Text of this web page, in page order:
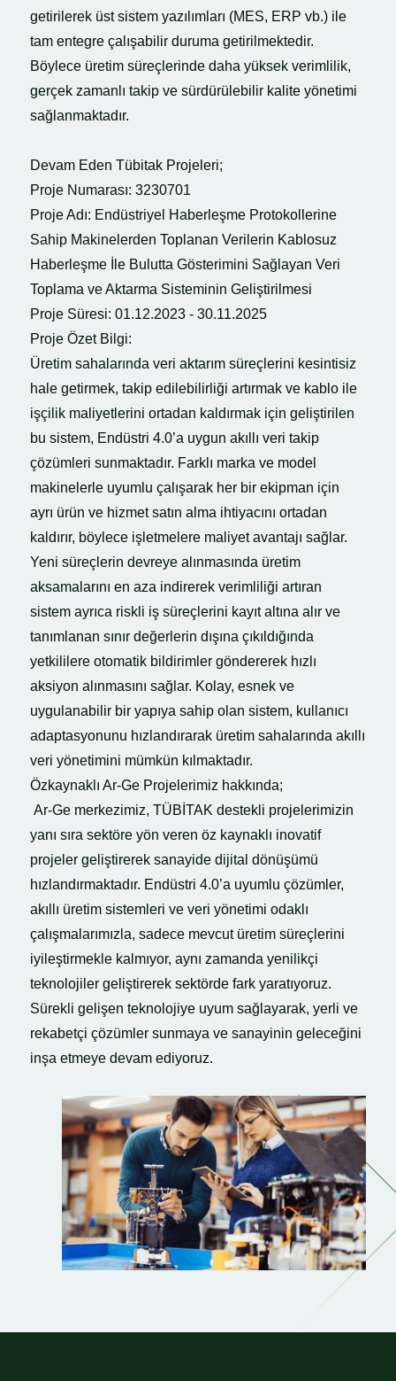
getirilerek üst sistem yazılımları (MES, ERP vb.) ile
tam entegre çalışabilir duruma getirilmektedir.
Böylece üretim süreçlerinde daha yüksek verimlilik,
gerçek zamanlı takip ve sürdürülebilir kalite yönetimi
sağlanmaktadır.
Devam Eden Tübitak Projeleri;
Proje Numarası: 3230701
Proje Adı: Endüstriyel Haberleşme Protokollerine
Sahip Makinelerden Toplanan Verilerin Kablosuz
Haberleşme İle Bulutta Gösterimini Sağlayan Veri
Toplama ve Aktarma Sisteminin Geliştirilmesi
Proje Süresi: 01.12.2023 - 30.11.2025
Proje Özet Bilgi:
Üretim sahalarında veri aktarım süreçlerini kesintisiz
hale getirmek, takip edilebilirliği artırmak ve kablo ile
işçilik maliyetlerini ortadan kaldırmak için geliştirilen
bu sistem, Endüstri 4.0’a uygun akıllı veri takip
çözümleri sunmaktadır. Farklı marka ve model
makinelerle uyumlu çalışarak her bir ekipman için
ayrı ürün ve hizmet satın alma ihtiyacını ortadan
kaldırır, böylece işletmelere maliyet avantajı sağlar.
Yeni süreçlerin devreye alınmasında üretim
aksamalarını en aza indirerek verimliliği artıran
sistem ayrıca riskli iş süreçlerini kayıt altına alır ve
tanımlanan sınır değerlerin dışına çıkıldığında
yetkililere otomatik bildirimler göndererek hızlı
aksiyon alınmasını sağlar. Kolay, esnek ve
uygulanabilir bir yapıya sahip olan sistem, kullanıcı
adaptasyonunu hızlandırarak üretim sahalarında akıllı
veri yönetimini mümkün kılmaktadır.
Özkaynaklı Ar-Ge Projelerimiz hakkında;
Ar-Ge merkezimiz, TÜBİTAK destekli projelerimizin
yanı sıra sektöre yön veren öz kaynaklı inovatif
projeler geliştirerek sanayide dijital dönüşümü
hızlandırmaktadır. Endüstri 4.0’a uyumlu çözümler,
akıllı üretim sistemleri ve veri yönetimi odaklı
çalışmalarımızla, sadece mevcut üretim süreçlerini
iyileştirmekle kalmıyor, aynı zamanda yenilikçi
teknolojiler geliştirerek sektörde fark yaratıyoruz.
Sürekli gelişen teknolojiye uyum sağlayarak, yerli ve
rekabetçi çözümler sunmaya ve sanayinin geleceğini
inşa etmeye devam ediyoruz.